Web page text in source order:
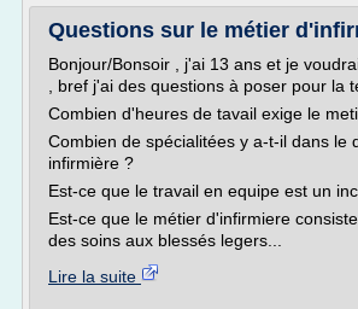
Questions sur le métier
Bonjour/Bonsoir , j'ai 13 ans et je
, bref j'ai des questions à poser pour la
Combien d'heures de tavail exige le
Combien de spécialitées y a-t-il dans le
infirmière ?
Est-ce que le travail en equipe est un
Est-ce que le métier d'infirmiere
des soins aux blessés legers...
Lire la suite